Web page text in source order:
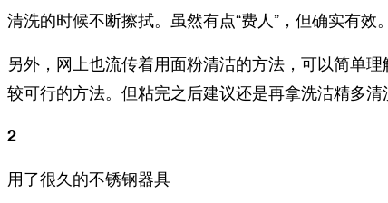
清洗的时候不断擦拭。虽然有点“费人”，但确实有效。
另外，网上也流传着用面粉清洁的方法，可以简单
较可行的方法。但粘完之后建议还是再拿洗洁精多清
2
用了很久的不锈钢器具